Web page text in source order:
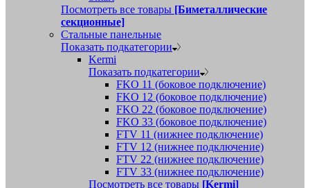
Посмотреть все товары [Биметаллические
секционные]
Стальные панельные
Показать подкатегории
Kermi
Показать подкатегории
FKO 11 (боковое подключение)
FKO 12 (боковое подключение)
FKO 22 (боковое подключение)
FKO 33 (боковое подключение)
FTV 11 (нижнее подключение)
FTV 12 (нижнее подключение)
FTV 22 (нижнее подключение)
FTV 33 (нижнее подключение)
Посмотреть все товары [Kermi]